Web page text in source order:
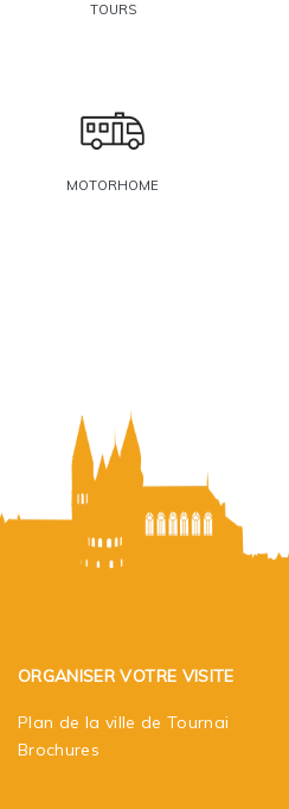
TOURS
MOTORHOME
ORGANISER VOTRE VISITE
Plan de la ville de Tournai
Brochures